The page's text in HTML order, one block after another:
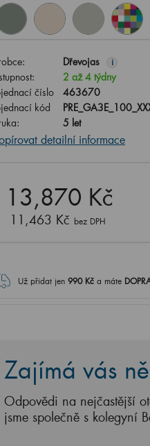
Dřevojas i
2 až 4 týdny
číslo
463670
kód
5 let
detailní informace
13,870 Kč
11,463 Kč bez DPH
Už přidat jen 990Kč a máte
Zajímá vás
Odpovědi na nejčastější
jsme společně s kolegyní